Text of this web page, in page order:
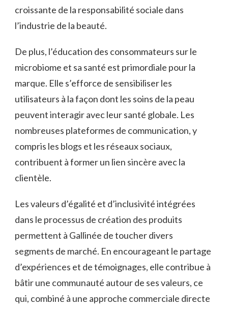
croissante de la responsabilité sociale dans
l’industrie de la beauté.
De plus, l’éducation des consommateurs sur le
microbiome et sa santé est primordiale pour la
marque. Elle s’efforce de sensibiliser les
utilisateurs à la façon dont les soins de la peau
peuvent interagir avec leur santé globale. Les
nombreuses plateformes de communication, y
compris les blogs et les réseaux sociaux,
contribuent à former un lien sincère avec la
clientèle.
Les valeurs d’égalité et d’inclusivité intégrées
dans le processus de création des produits
permettent à Gallinée de toucher divers
segments de marché. En encourageant le partage
d’expériences et de témoignages, elle contribue à
bâtir une communauté autour de ses valeurs, ce
qui, combiné à une approche commerciale directe